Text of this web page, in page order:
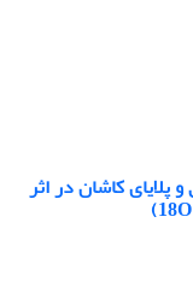
کاشان در اثر